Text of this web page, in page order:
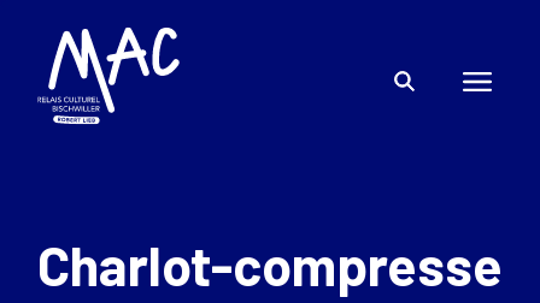
Charlot-compresse